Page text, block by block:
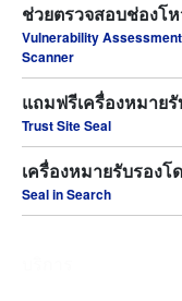
ช่วยตรวจสอบช่องโ
Vulnerability
Scanner
แถมฟรีเครื่องหมายรั
Trust Site Seal
เครื่องหมายรับรองโ
Seal in Search